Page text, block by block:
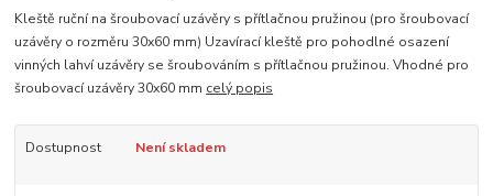
Kleště ruční na šroubovací uzávěry s přítlačnou pružinou (pro šroubovací
uzávěry o rozměru 30x60 mm) Uzavírací kleště pro pohodlné osazení
vinných lahví uzávěry se šroubováním s přítlačnou pružinou. Vhodné pro
šroubovací uzávěry 30x60 mm celý popis
Dostupnost Není skladem